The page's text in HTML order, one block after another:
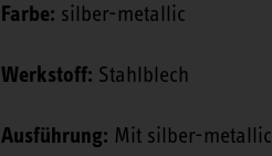
Farbe: silber-metallic
Werkstoff: Stahlblech
Ausführung: Mit silber-metallic